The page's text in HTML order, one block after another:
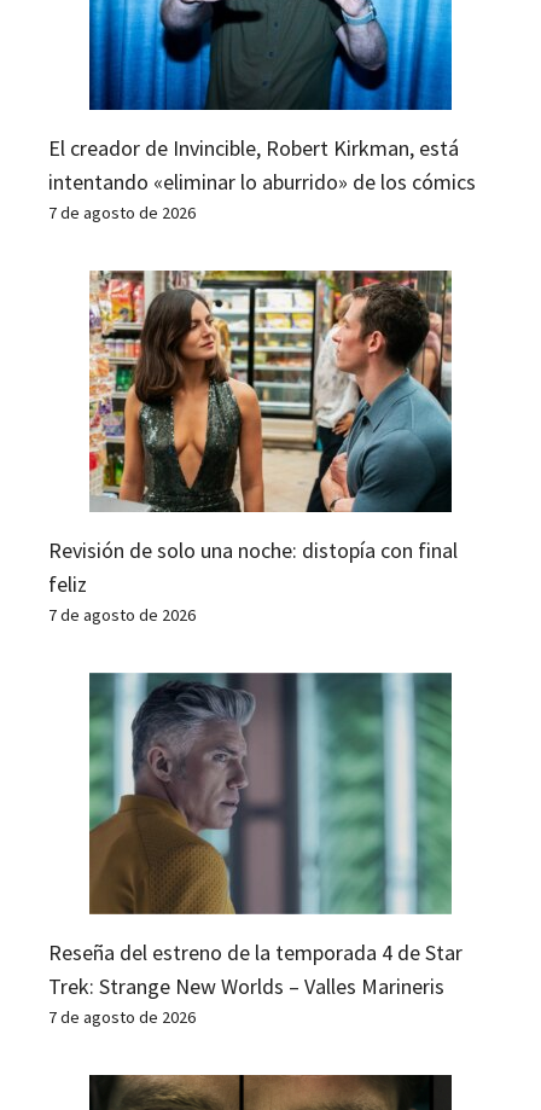
El creador de Invincible, Robert Kirkman, está
intentando «eliminar lo aburrido» de los cómics
7 de agosto de 2026
Revisión de solo una noche: distopía con final
feliz
7 de agosto de 2026
Reseña del estreno de la temporada 4 de Star
Trek: Strange New Worlds – Valles Marineris
7 de agosto de 2026